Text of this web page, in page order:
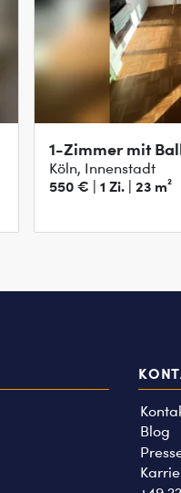
1-Zimmer mit
Köln, Innenstadt
550 € | 1 Zi. | 23 m²
Blog